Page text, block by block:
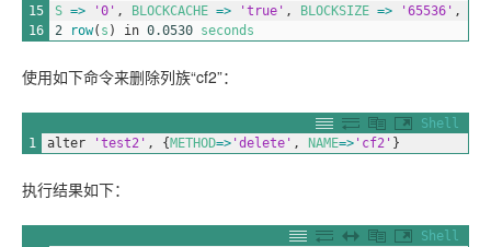
15
16
S => '0' , BLOCKCACHE => 'true' , BLOCKSIZE => '65536' ,
2
row( s ) in 0.0530 seconds
使用如下命令来删除列族“cf2”：
Shell
1
alter 'test2' , {METHOD=> 'delete' , NAME=> 'cf2' }
执行结果如下：
Shell